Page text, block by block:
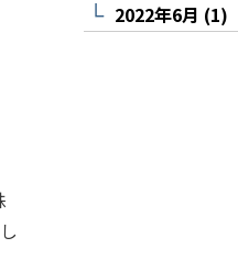
2022年6月 (1)